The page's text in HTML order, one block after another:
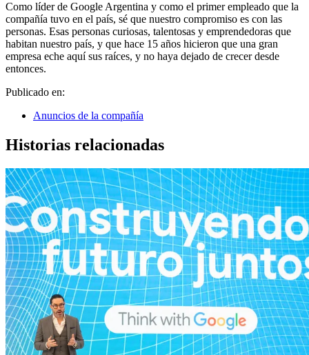
Como líder de Google Argentina y como el primer empleado que la
compañía tuvo en el país, sé que nuestro compromiso es con las
personas. Esas personas curiosas, talentosas y emprendedoras que
habitan nuestro país, y que hace 15 años hicieron que una gran
empresa eche aquí sus raíces, y no haya dejado de crecer desde
entonces.
Publicado en:
Anuncios de la compañía
Historias relacionadas